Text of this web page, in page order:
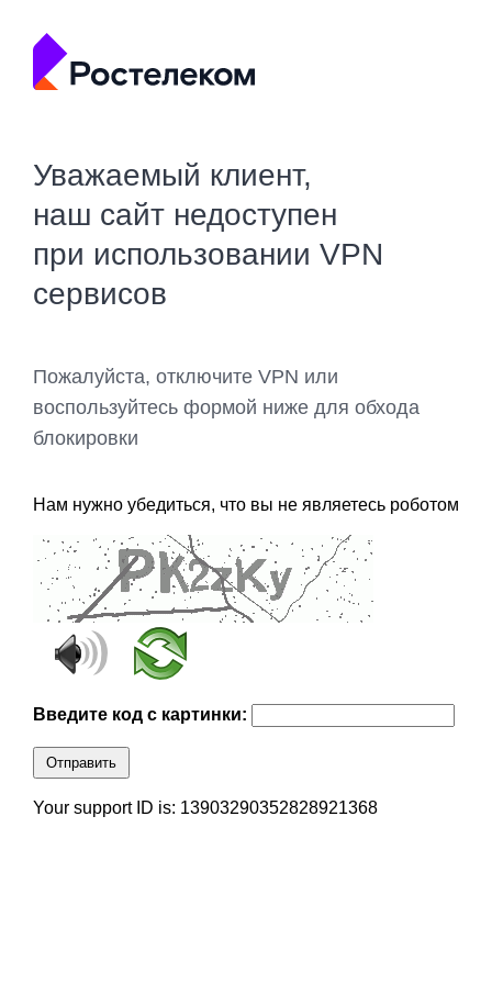
Уважаемый клиент,
наш сайт недоступен
при использовании VPN
сервисов
Пожалуйста, отключите VPN или
воспользуйтесь формой ниже для обхода
блокировки
Нам нужно убедиться, что вы не являетесь роботом
Введите код с картинки:
Отправить
Your support ID is: 13903290352828921368